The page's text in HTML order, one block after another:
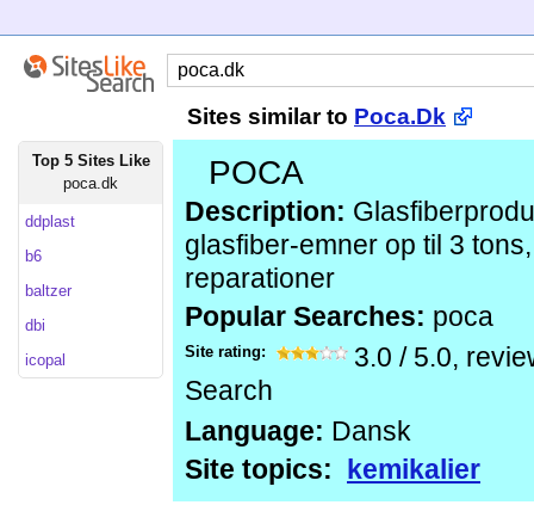
Sites similar to Poca.Dk
Top 5 Sites Like
poca.dk
ddplast
b6
baltzer
dbi
icopal
POCA
Description:
glasfiber-emner op til 3
reparationer
Popular Searches: poca
Site rating: 3.0 / 5.0,
Search
Language: Dansk
Site topics:
kemikalier